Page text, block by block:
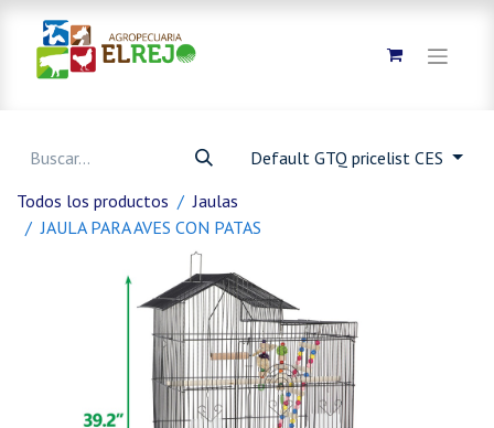
Default GTQ pricelist CES
Todos los productos
Jaulas
JAULA PARA AVES CON PATAS